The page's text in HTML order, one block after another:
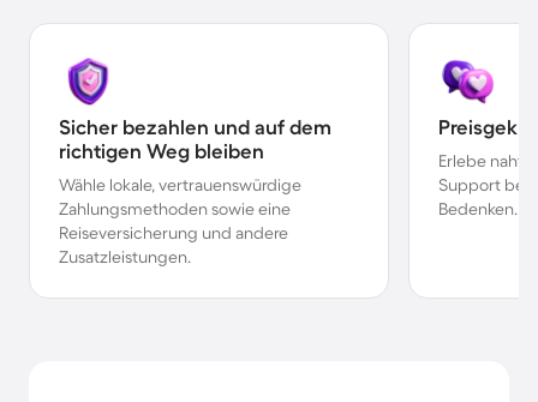
Sicher bezahlen und auf dem
richtigen Weg bleiben
Wähle lokale, vertrauenswürdige
Zahlungsmethoden sowie eine
Reiseversicherung und andere
Zusatzleistungen.
Erlebe
Support bei
Bedenken.